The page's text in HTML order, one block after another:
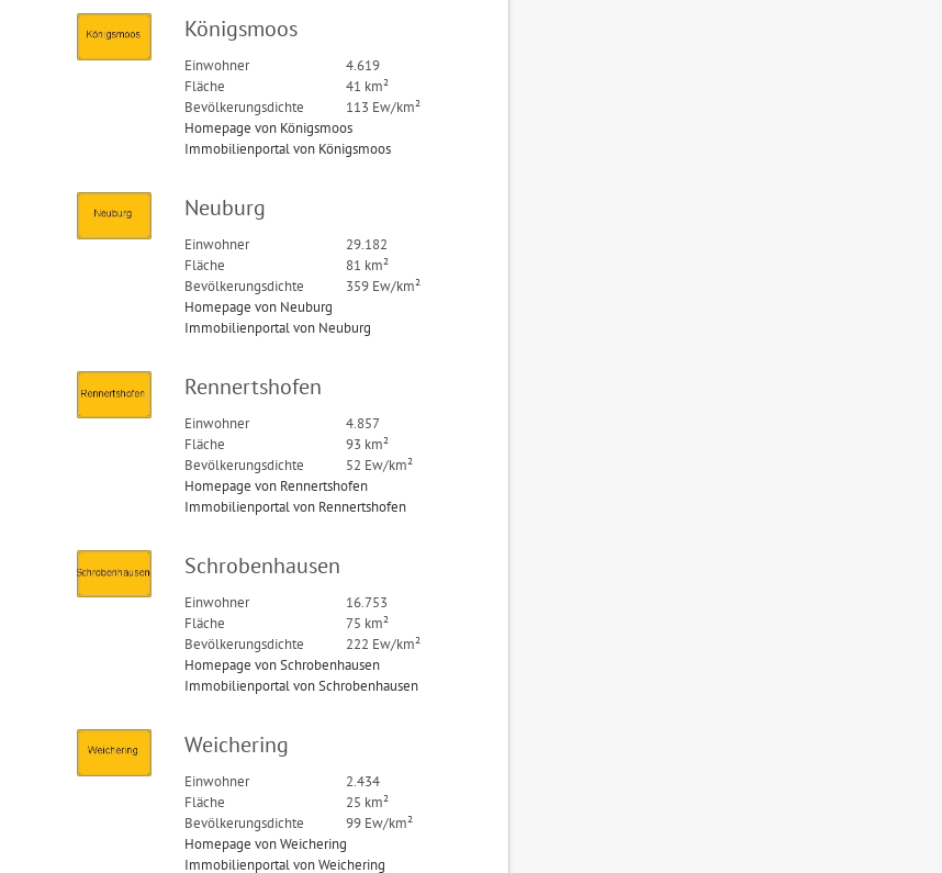
Königsmoos
Einwohner
4.619
Fläche
41 km²
Bevölkerungsdichte
113 Ew/km²
Homepage von Königsmoos
Immobilienportal von Königsmoos
Neuburg
Einwohner
29.182
Fläche
81 km²
Bevölkerungsdichte
359 Ew/km²
Homepage von Neuburg
Immobilienportal von Neuburg
Rennertshofen
Einwohner
4.857
Fläche
93 km²
Bevölkerungsdichte
52 Ew/km²
Homepage von Rennertshofen
Immobilienportal von Rennertshofen
Schrobenhausen
Einwohner
16.753
Fläche
75 km²
Bevölkerungsdichte
222 Ew/km²
Homepage von Schrobenhausen
Immobilienportal von Schrobenhausen
Weichering
Einwohner
2.434
Fläche
25 km²
Bevölkerungsdichte
99 Ew/km²
Homepage von Weichering
Immobilienportal von Weichering